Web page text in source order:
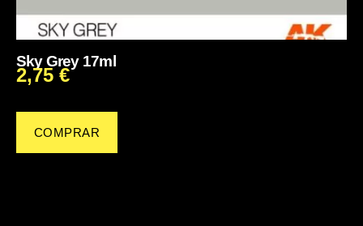
Sky Grey 17ml
2,75 €
COMPRAR